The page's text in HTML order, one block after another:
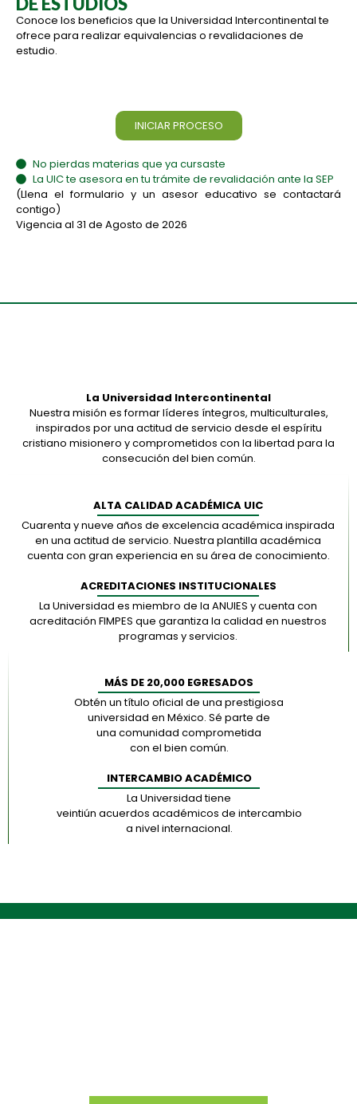
Conoce los beneficios que la Universidad Intercontinental te
ofrece para realizar equivalencias o revalidaciones de
estudio.
INICIAR PROCESO
No pierdas materias que ya cursaste
La UIC te asesora en tu trámite de revalidación ante la SEP
(Llena el formulario y un asesor educativo se contactará
contigo)
Vigencia al 31 de Agosto de 2026
La Universidad Intercontinental
Nuestra misión es formar líderes íntegros, multiculturales,
inspirados por una actitud de servicio desde el espíritu
cristiano misionero y comprometidos con la libertad para la
consecución del bien común.
ALTA CALIDAD ACADÉMICA UIC
Cuarenta y nueve años de excelencia académica inspirada
en una actitud de servicio. Nuestra plantilla académica
cuenta con gran experiencia en su área de conocimiento.
ACREDITACIONES INSTITUCIONALES
La Universidad es miembro de la ANUIES y cuenta con
acreditación FIMPES que garantiza la calidad en nuestros
programas y servicios.
MÁS DE 20,000 EGRESADOS
Obtén un título oficial de una prestigiosa
universidad en México. Sé parte de
una comunidad comprometida
con el bien común.
INTERCAMBIO ACADÉMICO
La Universidad tiene
veintiún acuerdos académicos de intercambio
a nivel internacional.